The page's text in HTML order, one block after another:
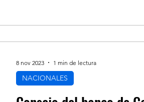
NACIONALES
8 nov 2023 1 min de lectura